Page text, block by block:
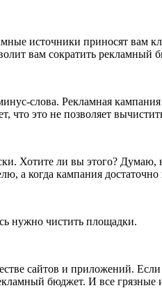
источники приносят вам
вам сократить
слова. Рекламная
это не позволяет
Хотите ли вы этого? Думаю,
а когда кампания
нужно чистить площадки.
сайтов и приложений.
бюджет. И все